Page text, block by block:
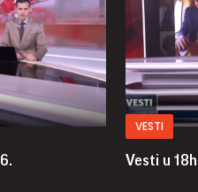
VESTI
Vesti u